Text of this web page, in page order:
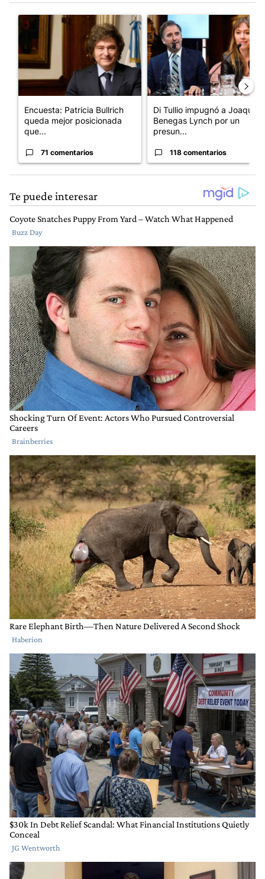
Un artículo de tendencia con el título "Encuesta: Patricia
Encuesta: Patricia Bullrich
queda mejor posicionada
que...
71 comentarios
Un artículo de tendencia con
Di Tullio impugnó a Joaquín
Benegas Lynch por un
presun...
118 comentarios